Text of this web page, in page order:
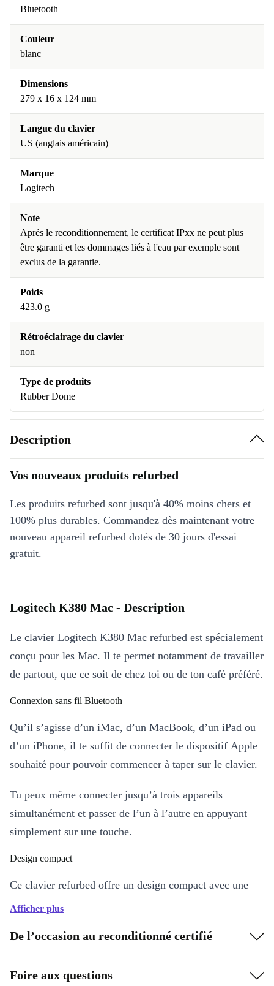
Bluetooth
Couleur
blanc
Dimensions
279 x 16 x 124 mm
Langue du clavier
US (anglais américain)
Marque
Logitech
Note
Aprés le reconditionnement, le certificat IPxx ne peut plus
être garanti et les dommages liés à l'eau par exemple sont
exclus de la garantie.
Poids
423.0 g
Rétroéclairage du clavier
non
Type de produits
Rubber Dome
Description
Vos nouveaux produits refurbed
Les produits refurbed sont jusqu'à 40% moins chers et
100% plus durables. Commandez dès maintenant votre
nouveau appareil refurbed dotés de 30 jours d'essai
gratuit.
Logitech K380 Mac - Description
Le clavier Logitech K380 Mac refurbed est spécialement
conçu pour les Mac. Il te permet notamment de travailler
de partout, que ce soit de chez toi ou de ton café préféré.
Connexion sans fil Bluetooth
Qu’il s’agisse d’un iMac, d’un MacBook, d’un iPad ou
d’un iPhone, il te suffit de connecter le dispositif Apple
souhaité pour pouvoir commencer à taper sur le clavier.
Tu peux même connecter jusqu’à trois appareils
simultanément et passer de l’un à l’autre en appuyant
simplement sur une touche.
Design compact
Ce clavier refurbed offre un design compact avec une
sensation de frappe fluide et silencieuse comme sur un
Afficher plus
De l’occasion au reconditionné certifié
Foire aux questions